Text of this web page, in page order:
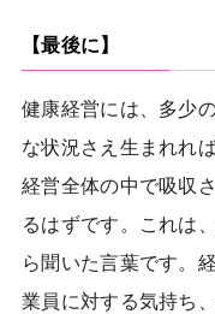
【最後に】
健康経営には、多少
な状況さえ生まれれ
経営全体の中で吸収
るはずです。これは
ら聞いた言葉です。
業員に対する気持ち